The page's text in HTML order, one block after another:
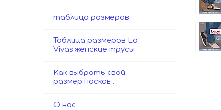
таблица размеров
Таблица размеров La
Vivas женские трусы
Как выбрать свой
размер носков .
О нас